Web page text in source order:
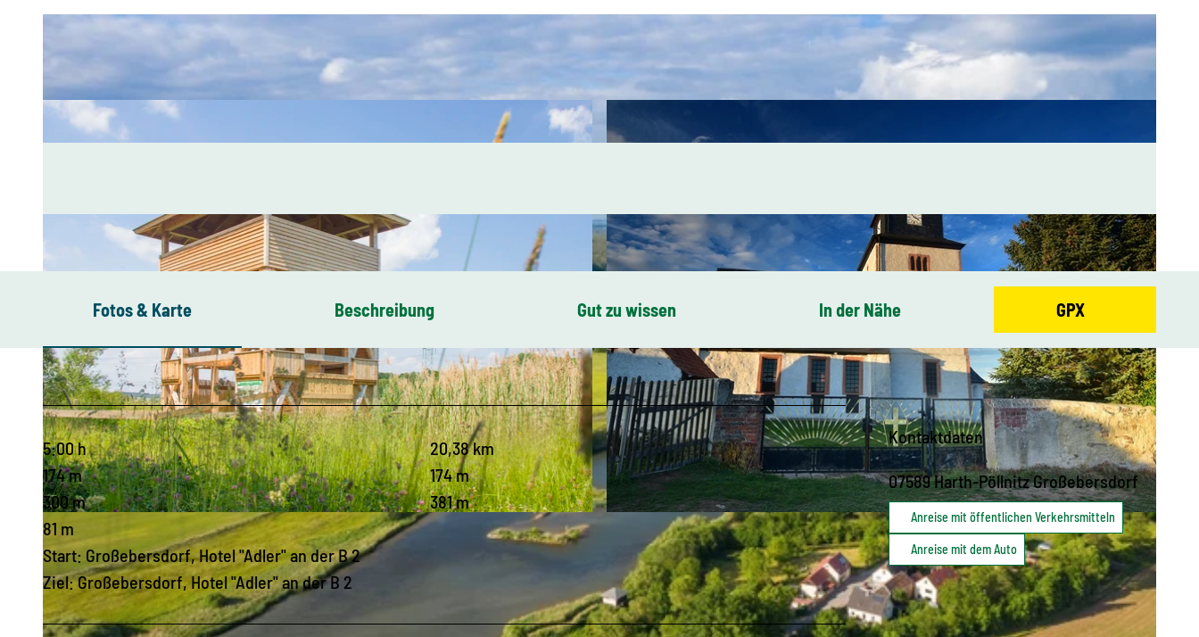
© Tourismusverband Vogtland e.V., Mario Walther | KI-optimiert © Archiv TVV / Marcus Dassler |CC-BY-SA
Fotos & Karte Beschreibung Gut zu wissen In der Nähe GPX
5:00 h
20,38 km
174 m
174 m
300 m
381 m
81 m
Start: Großebersdorf, Hotel "Adler" an der B 2
Ziel: Großebersdorf, Hotel "Adler" an der B 2
Kontaktdaten
07589Harth-Pöllnitz Großebersdorf
Anreise mit öffentlichen Verkehrsmitteln
Anreise mit dem Auto